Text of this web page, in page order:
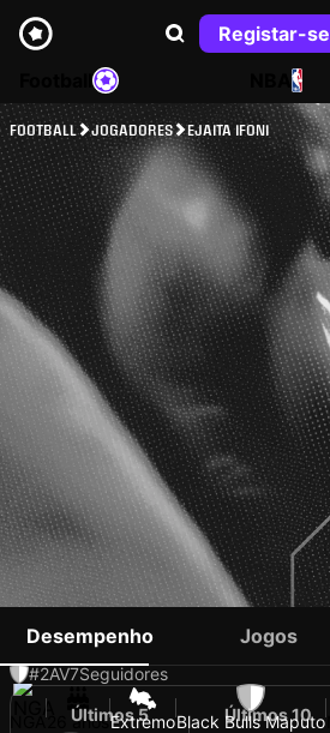
Registar-se
NBA
FOOTBALL JOGADORES EJAITA IFONI
EJAITA IFONI
#2AV7Seguidores
26 anosExtremoBlack Bulls Maputo
Desempenho Jogos
Últimos 5 Últimos 10